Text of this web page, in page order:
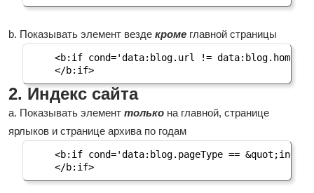
b. Показывать элемент везде кромеглавной страницы
<b:if cond='data:blog.url !=
</b:if>
2. Индекс сайта
a. Показывать элемент толькона главной, странице
ярлыков и странице архива по годам
<b:if cond='data:blog.pageType ==
</b:if>